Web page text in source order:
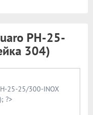
PH-25-
304)